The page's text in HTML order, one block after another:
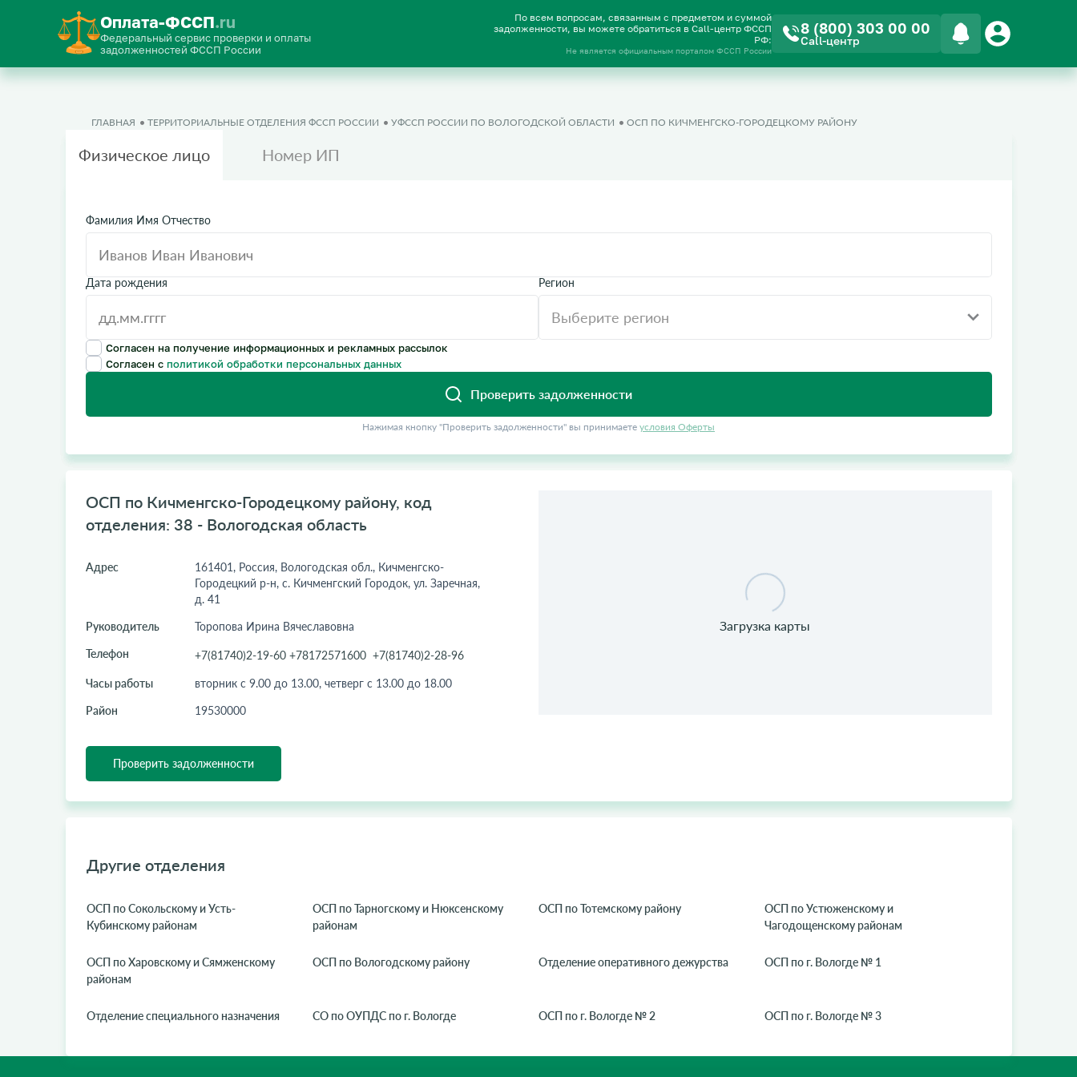
Оплата-ФССП.ru
Федеральный сервис проверки и оплаты
задолженностей ФССП России
По всем вопросам, связанным с предметом и суммой
задолженности, вы можете обратиться в Call-центр ФССП
РФ:
Не является официальным порталом ФССП России
8 (800) 303 00 00
Call-центр
ГЛАВНАЯ ТЕРРИТОРИАЛЬНЫЕ ОТДЕЛЕНИЯ ФССП РОССИИ УФССП РОССИИ ПО ВОЛОГОДСКОЙ ОБЛАСТИ ОСП ПО КИЧМЕНГСКО-ГОРОДЕЦКОМУ РАЙОНУ
Физическое лицо Номер ИП
Фамилия Имя Отчество
Дата рождения Регион
Согласен на получение информационных и рекламных рассылок
Согласен с политикой обработки персональных данных
Проверить задолженности
Нажимая кнопку "Проверить задолженности" вы принимаете условия Оферты
ОСП по Кичменгско-Городецкому району, код
отделения: 38 - Вологодская область
Адрес
161401, Россия, Вологодская обл., Кичменгско-
Городецкий р-н, с. Кичменгский Городок, ул. Заречная,
д. 41
Руководитель
Торопова Ирина Вячеславовна
Телефон
+7(81740)2-19-60 +78172571600 +7(81740)2-28-96
Часы работы
вторник с 9.00 до 13.00, четверг с 13.00 до 18.00
Район
19530000
Проверить задолженности
Другие отделения
ОСП по Сокольскому и Усть-
Кубинскому районам
ОСП по Тарногскому и Нюксенскому
районам
ОСП по Тотемскому району
ОСП по Устюженскому и
Чагодощенскому районам
ОСП по Харовскому и Сямженскому
районам
ОСП по Вологодскому району Отделение оперативного дежурства ОСП по г. Вологде № 1
Отделение специального назначения СО по ОУПДС по г. Вологде ОСП по г. Вологде № 2 ОСП по г. Вологде № 3